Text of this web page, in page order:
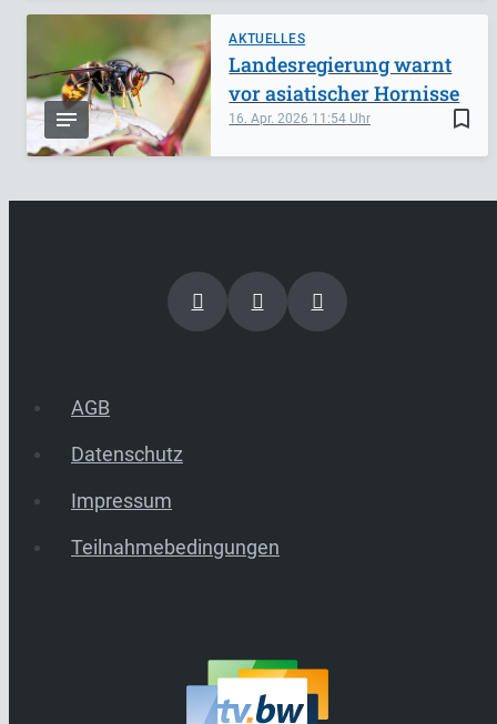
AKTUELLES
bookmark_border
16. Apr. 2026 11:54
Landesregierung warnt
vor asiatischer Hornisse
AGB
Datenschutz
Impressum
Teilnahmebedingungen